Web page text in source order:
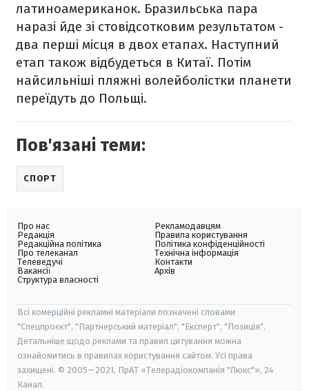
латиноамериканок. Бразильська пара
наразі йде зі стовідсотковим результатом -
два перші місця в двох етапах. Наступний
етап також відбудеться в Китаї. Потім
найсильніші пляжні волейболістки планети
переїдуть до Польщі.
Пов'язані теми:
СПОРТ
Про нас
Редакція
Редакційна політика
Про телеканал
Телеведучі
Вакансії
Структура власності
Рекламодавцям
Правила користування
Політика конфіденційності
Технічна інформація
Контакти
Архів
Всі комерційні рекламні матеріали позначені словами
"Спецпроєкт", "Партнерський матеріал", "Експерт", "Позиція".
Детальніше щодо реклами та правил цитування можна
ознайомитись в правилах користування сайтом. Усі права
захищені. © 2005—2021, ПрАТ «Телерадіокомпанія "Люкс"», 24
Канал.